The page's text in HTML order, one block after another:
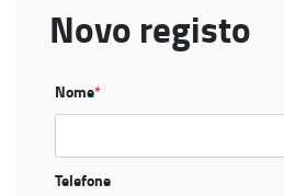
Novo registo
Nome*
Telefone